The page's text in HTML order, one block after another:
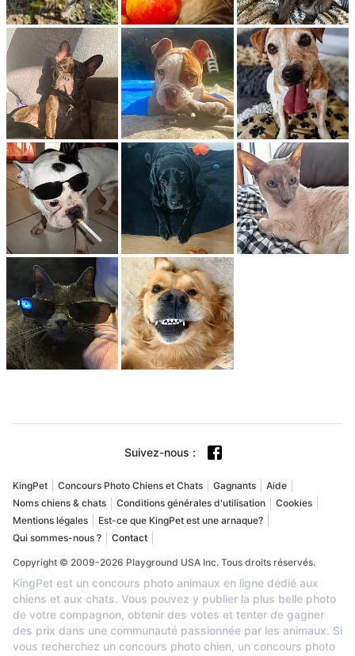
Suivez-nous :
KingPet Concours Photo Chiens et Chats Gagnants
Aide
Noms chiens & chats
Conditions générales d'utilisation
Cookies
Mentions légales
Est-ce que KingPet est une arnaque?
Qui sommes-nous ?
Contact
Copyright © 2009-2026 Playground USA Inc. Tous droits réservés.
KingPet est un concours photo animaux en ligne dédié aux
chiens et aux chats. Vous pouvez y publier la plus belle photo
de votre compagnon, obtenir des votes et tenter de gagner
des prix dans une communauté passionnée par les animaux. Si
vous recherchez un concours photo chien, un concours photo